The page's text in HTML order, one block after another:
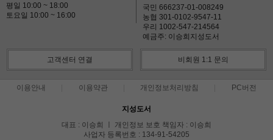
평일 10:00 ~ 18:00
토요일 10:00 ~ 16:00
국민 666237-01-008249
농협 301-0102-9547-11
우리 1002-547-214564
예금주: 이승희지성도서
고객센터 연결 비회원 1:1 문의
이용안내 이용약관 개인정보처리방침 PC버전
지성도서
대표 : 이승희 ㅣ 개인정보 보호 책임자 : 이승희
사업자 등록번호 : 134-91-54205